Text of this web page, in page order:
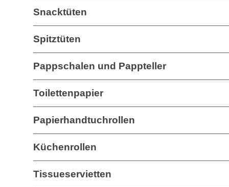
Snacktüten
Spitztüten
Pappschalen und Pappteller
Toilettenpapier
Papierhandtuchrollen
Küchenrollen
Tissueservietten